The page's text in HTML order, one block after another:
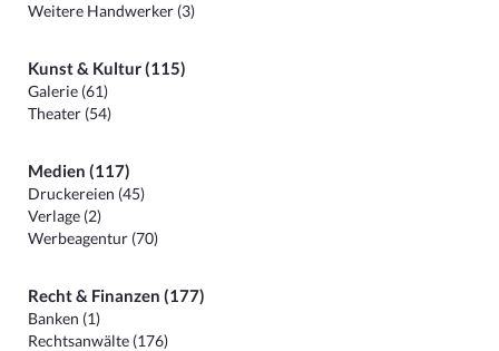
Weitere Handwerker (3)
Kunst & Kultur (115)
Galerie (61)
Theater (54)
Medien (117)
Druckereien (45)
Verlage (2)
Werbeagentur (70)
Recht & Finanzen (177)
Banken (1)
Rechtsanwälte (176)